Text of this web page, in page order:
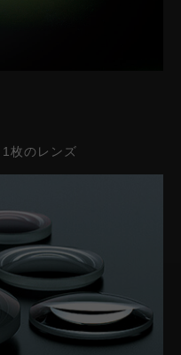
枚のレンズ